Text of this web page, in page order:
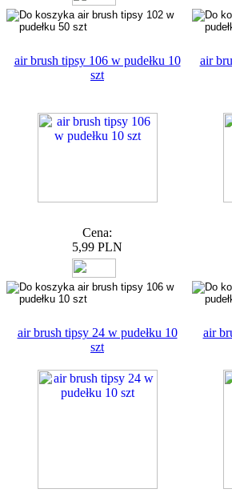
air brush tipsy 106 w pudełku 10
szt
Cena:
5,99 PLN
air
air brush tipsy 24 w pudełku 10
szt
air